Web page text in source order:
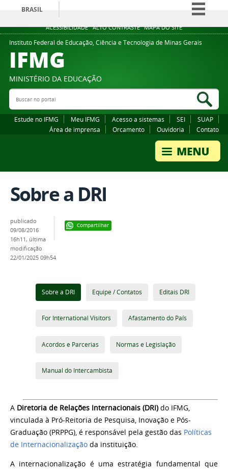
ACESSIBILIDADE ALTO CONTRASTE MAPA DO SITE
BRASIL
Simplifique!
Comunica BR
Legislação
Instituto Federal de Educação, Ciência e Tecnologia de Minas Gerais
IFMG
MINISTÉRIO DA EDUCAÇÃO
Buscar no portal
Estude no IFMG Meu IFMG Acesso a sistemas SEI
SUAP
Área de imprensa
Orcamento Ouvidoria Contato
Sobre a DRI
Compartilhar
publicado
09/08/2016
16h11, última
modificação
22/01/2025 09h54
Sobre a DRI Equipe / Contatos Editais DRI
For International Visitors Afastamento do País
Acordos e Parcerias Normas e Legislação
Manual do Intercambista
A Diretoria de Relações Internacionais (DRI)do IFMG,
vinculada à Pró-Reitoria de Pesquisa, Inovação e Pós-
Graduação (PRPPG), é responsável pela gestão das Políticas
de Internacionalização da instituição.
A internacionalização é uma estratégia fundamental que